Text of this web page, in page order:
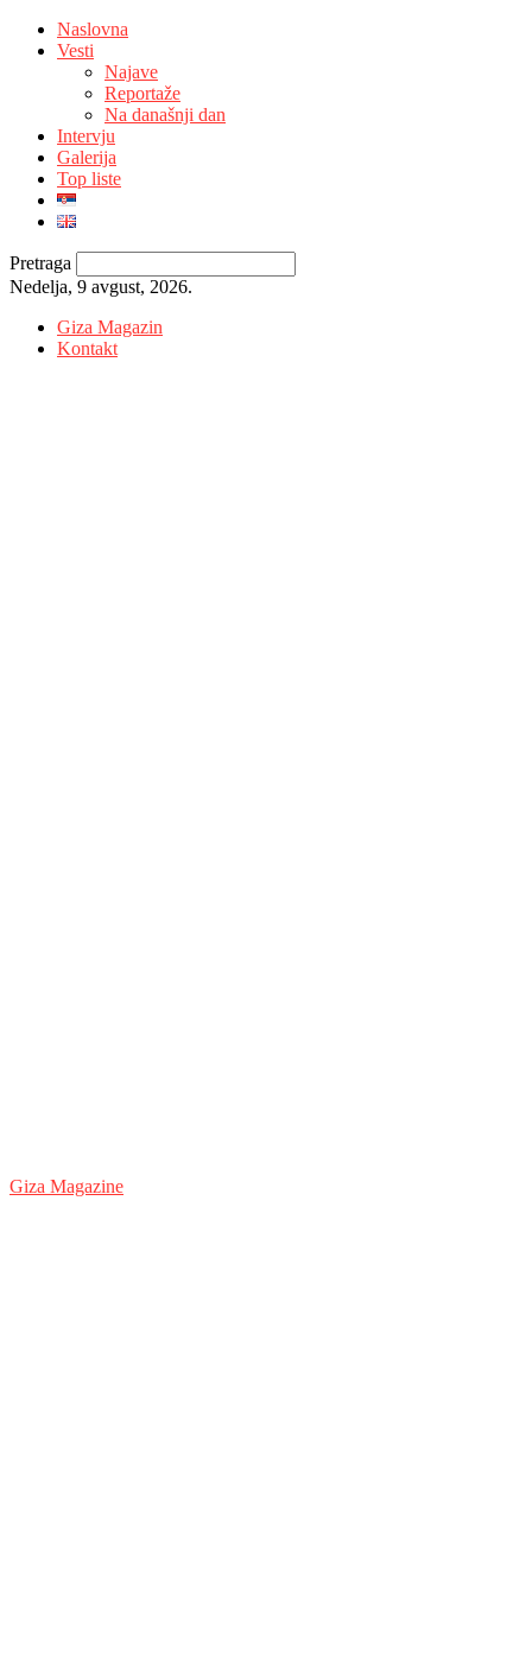
Naslovna
Vesti
Najave
Reportaže
Na današnji dan
Intervju
Galerija
Top liste
Pretraga
Nedelja, 9 avgust, 2026.
Giza Magazin
Kontakt
Giza Magazine